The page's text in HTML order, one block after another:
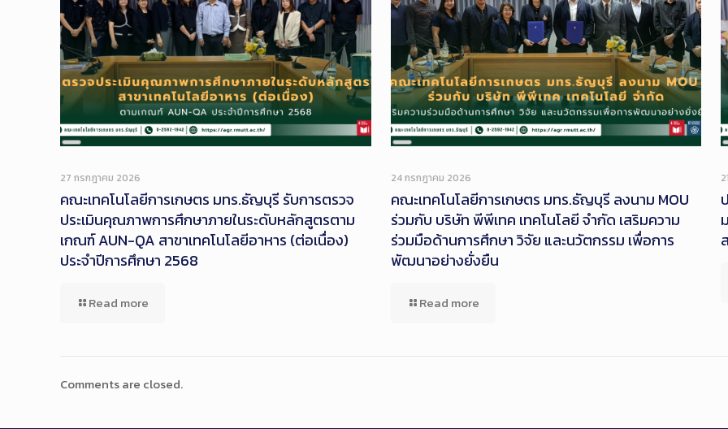
Long
27 กรกฎาคม 2026
คณะเทคโนโลยีการเกษตร มทร.ธัญบุรี รับการตรวจ
ประเมินคุณภาพการศึกษาภายในระดับหลักสูตรตาม
เกณฑ์ AUN-QA สาขาเทคโนโลยีอาหาร (ต่อเนื่อง)
ประจำปีการศึกษา 2568
Read more
Long
24 กรกฎาคม 2026
คณะเทคโนโลยีการเกษตร มทร.ธัญบุรี ลงนาม MOU
ร่วมกับ บริษัท พีพีเทค เทคโนโลยี จำกัด เสริมความ
ร่วมมือด้านการศึกษา วิจัย และนวัตกรรม เพื่อการ
พัฒนาอย่างยั่งยืน
Read more
Comments are closed.